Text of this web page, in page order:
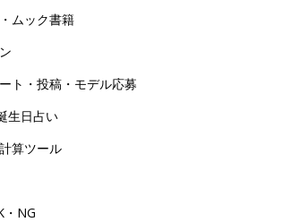
ムック書籍
ト・投稿・モデル応募
生日占い
算ツール
・NG